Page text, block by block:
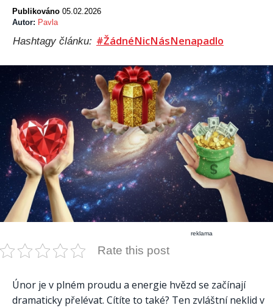
Publikováno 05.02.2026
Autor: Pavla
Hashtagy článku: #ŽádnéNicNásNenapadlo
reklama
Rate this post
Únor je v plném proudu a energie hvězd se začínají
dramaticky přelévat. Cítíte to také? Ten zvláštní neklid v